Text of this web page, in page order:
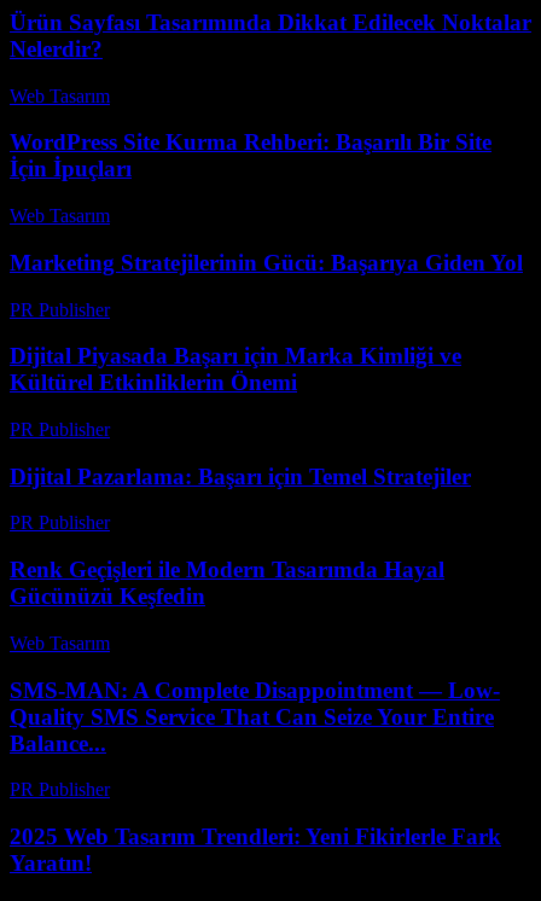
Ürün Sayfası Tasarımında Dikkat Edilecek Noktalar
Nelerdir?
Web Tasarım
WordPress Site Kurma Rehberi: Başarılı Bir Site
İçin İpuçları
Web Tasarım
Marketing Stratejilerinin Gücü: Başarıya Giden Yol
PR Publisher-
Dijital Piyasada Başarı için Marka Kimliği ve
Kültürel Etkinliklerin Önemi
PR Publisher-
Dijital Pazarlama: Başarı için Temel Stratejiler
PR Publisher-
Renk Geçişleri ile Modern Tasarımda Hayal
Gücünüzü Keşfedin
Web Tasarım
SMS-MAN: A Complete Disappointment — Low-
Quality SMS Service That Can Seize Your Entire
Balance...
PR Publisher-
2025 Web Tasarım Trendleri: Yeni Fikirlerle Fark
Yaratın!